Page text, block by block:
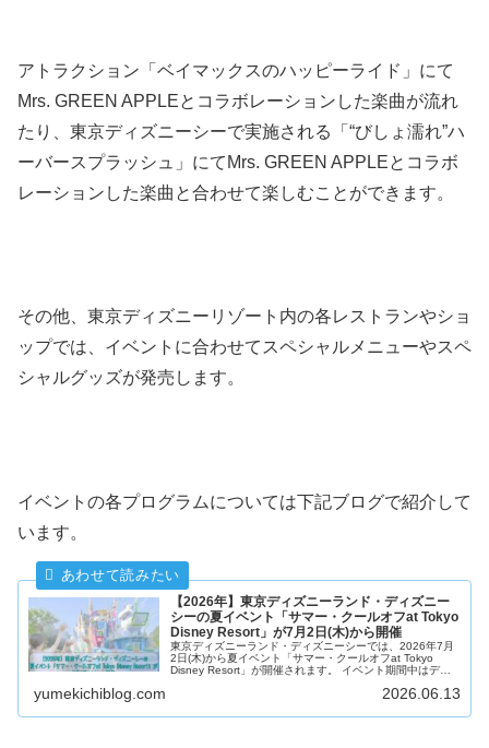
アトラクション「ベイマックスのハッピーライド」にて
Mrs. GREEN APPLEとコラボレーションした楽曲が流れ
たり、東京ディズニーシーで実施される「“びしょ濡れ”ハ
ーバースプラッシュ」にてMrs. GREEN APPLEとコラボ
レーションした楽曲と合わせて楽しむことができます。
その他、東京ディズニーリゾート内の各レストランやショ
ップでは、イベントに合わせてスペシャルメニューやスペ
シャルグッズが発売します。
イベントの各プログラムについては下記ブログで紹介して
います。
【2026年】東京ディズニーランド・ディズニー
シーの夏イベント「サマー・クールオフat Tokyo
Disney Resort」が7月2日(木)から開催
東京ディズニーランド・ディズニーシーでは、2026年7月
2日(木)から夏イベント「サマー・クールオフat Tokyo
Disney Resort」が開催されます。 イベント期間中はディ
yumekichiblog.com 2026.06.13